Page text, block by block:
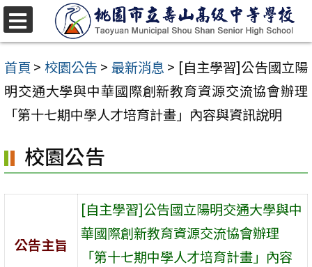
跳
至
主
要
區
首頁 > 校園公告 > 最新消息 > [自主學習]公告國立陽
明交通大學與中華國際創新教育資源交流協會辦理
「第十七期中學人才培育計畫」內容與資訊說明
校園公告
公告主旨
[自主學習]公告國立陽明交通大學與中
華國際創新教育資源交流協會辦理
「第十七期中學人才培育計畫」內容
選
單